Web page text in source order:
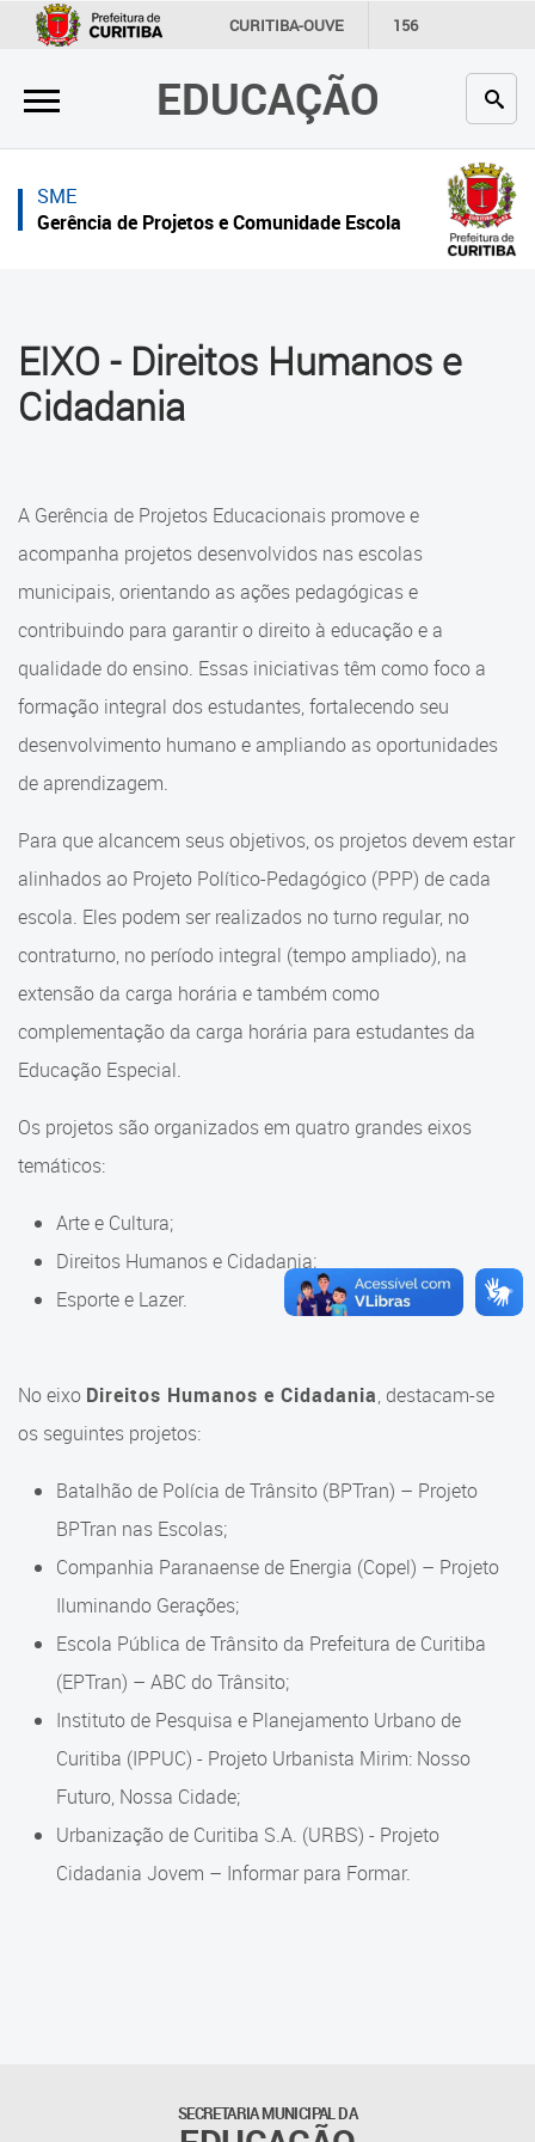
CURITIBA-OUVE 156
INFORMAÇÃO SECRETARIAS
EDUCAÇÃO
×
Inicial
Secretaria
Profissionais da educação
Contato
Links
Cadastramento Escolar
Cadastro Online
Portal ICS Instituto Curitiba de
Saúde
Portal Aprendere
Portal do Servidor
×
Inicial
Inicial
Secretaria
Crianças e estudantes
Comunidade
Sobre a Gerência
Equipe
Projetos Educacionais
Educação Permanente
Eixos
Arte e Cultura
Direitos Humanos e
Esporte e Lazer
Parcerias
SME
Gerência de Projetos e Comunidade Escola
EIXO - Direitos Humanos e
Cidadania
A Gerência de Projetos Educacionais promove e
acompanha projetos desenvolvidos nas escolas
municipais, orientando as ações pedagógicas e
contribuindo para garantir o direito à educação e a
qualidade do ensino. Essas iniciativas têm como foco a
formação integral dos estudantes, fortalecendo seu
desenvolvimento humano e ampliando as oportunidades
de aprendizagem.
Para que alcancem seus objetivos, os projetos devem estar
alinhados ao Projeto Político-Pedagógico (PPP) de cada
escola. Eles podem ser realizados no turno regular, no
contraturno, no período integral (tempo ampliado), na
extensão da carga horária e também como
complementação da carga horária para estudantes da
Educação Especial.
Os projetos são organizados em quatro grandes eixos
temáticos:
Arte e Cultura;
Direitos Humanos e Cidadania;
Esporte e Lazer.
No eixo Direitos Humanos e Cidadania, destacam-se
os seguintes projetos:
Batalhão de Polícia de Trânsito (BPTran) – Projeto
BPTran nas Escolas;
Companhia Paranaense de Energia (Copel) – Projeto
Iluminando Gerações;
Escola Pública de Trânsito da Prefeitura de Curitiba
(EPTran) – ABC do Trânsito;
Instituto de Pesquisa e Planejamento Urbano de
Curitiba (IPPUC) - Projeto Urbanista Mirim: Nosso
Futuro, Nossa Cidade;
Urbanização de Curitiba S.A. (URBS) - Projeto
Cidadania Jovem – Informar para Formar.
SECRETARIA MUNICIPAL DA